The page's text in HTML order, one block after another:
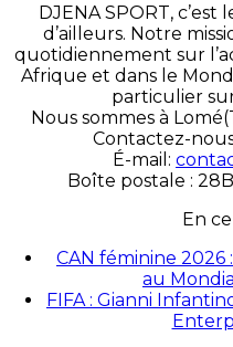
DJENA SPORT,
d’ailleurs. Notre
quotidiennement sur
Afrique et dans le
particulier
Nous sommes à
Contactez-
É-mail:
Boîte postale :
En
CAN féminine
au
FIFA : Gianni